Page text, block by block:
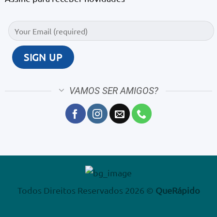
VAMOS SER AMIGOS?
Todos Direitos Reservados 2026 © QueRápido